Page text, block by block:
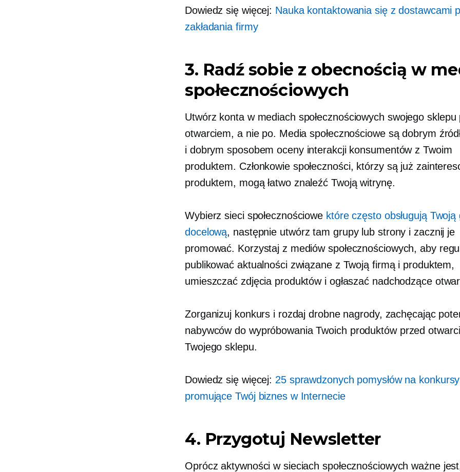
Dowiedz się więcej: Nauka kontaktowania się z dostawcami
zakładania firmy
3. Radź sobie z obecnością w
społecznościowych
Utwórz konta w mediach społecznościowych swojego sklepu
otwarciem, a nie po. Media społecznościowe są dobrym
i dobrym sposobem oceny interakcji konsumentów z Twoim
produktem. Członkowie społeczności, którzy są już
produktem, mogą łatwo znaleźć Twoją witrynę.
Wybierz sieci społecznościowe które często obsługują Twoją
docelową, następnie utwórz tam grupy lub strony i zacznij je
promować. Korzystaj z mediów społecznościowych, aby
publikować aktualności związane z Twoją firmą i produktem,
umieszczać zdjęcia produktów i ogłaszać nadchodzące
Zorganizuj konkurs i rozdaj drobne nagrody, zachęcając
nabywców do wypróbowania Twoich produktów przed
Twojego sklepu.
Dowiedz się więcej: 25 sprawdzonych pomysłów na konkursy
promujące Twój biznes w Internecie
4. Przygotuj Newsletter
Oprócz aktywności w sieciach społecznościowych ważne